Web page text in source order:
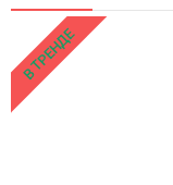
В ТРЕНДЕ